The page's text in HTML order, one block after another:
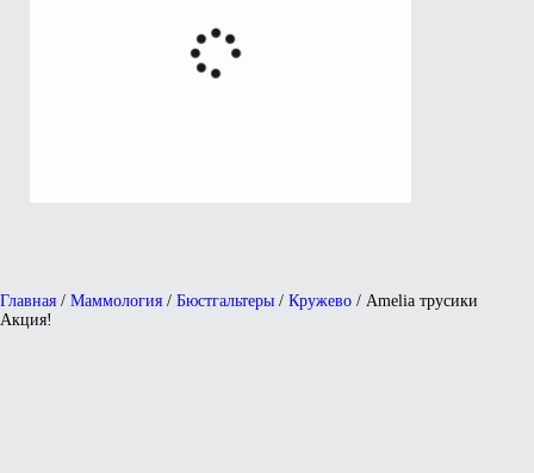
Главная / Маммология / Бюстгальтеры / Кружево / Amelia трусики
Акция!